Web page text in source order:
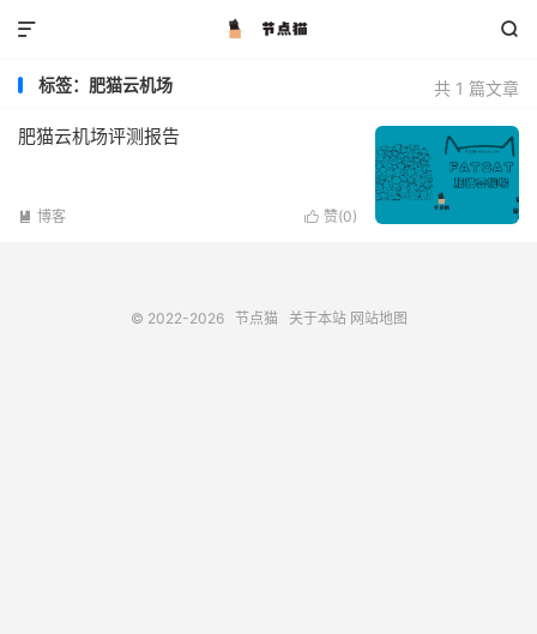


共 1 篇文章
标签：肥猫云机场
肥猫云机场评测报告
 赞(0)
 博客
© 2022-2026 节点猫 关于本站 网站地图